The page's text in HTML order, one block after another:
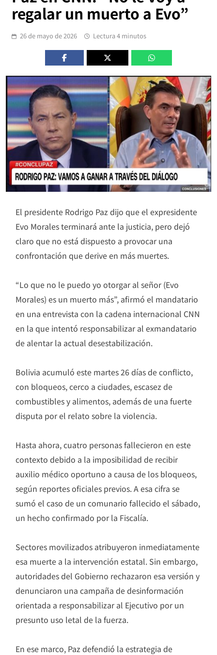
regalar un muerto a Evo”
26 de mayo de 2026 Lectura 4 minutos
El presidente Rodrigo Paz dijo que el expresidente
Evo Morales terminará ante la justicia, pero dejó
claro que no está dispuesto a provocar una
confrontación que derive en más muertes.
“Lo que no le puedo yo otorgar al señor (Evo
Morales) es un muerto más”, afirmó el mandatario
en una entrevista con la cadena internacional CNN
en la que intentó responsabilizar al exmandatario
de alentar la actual desestabilización.
Bolivia acumuló este martes 26 días de conflicto,
con bloqueos, cerco a ciudades, escasez de
combustibles y alimentos, además de una fuerte
disputa por el relato sobre la violencia.
Hasta ahora, cuatro personas fallecieron en este
contexto debido a la imposibilidad de recibir
auxilio médico oportuno a causa de los bloqueos,
según reportes oficiales previos. A esa cifra se
sumó el caso de un comunario fallecido el sábado,
un hecho confirmado por la Fiscalía.
Sectores movilizados atribuyeron inmediatamente
esa muerte a la intervención estatal. Sin embargo,
autoridades del Gobierno rechazaron esa versión y
denunciaron una campaña de desinformación
orientada a responsabilizar al Ejecutivo por un
presunto uso letal de la fuerza.
En ese marco, Paz defendió la estrategia de